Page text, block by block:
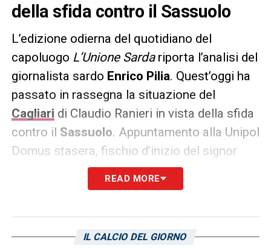
della sfida contro il Sassuolo
L’edizione odierna del quotidiano del
capoluogo L’Unione Sardariporta l’analisi del
giornalista sardo Enrico Pilia. Quest’oggi ha
passato in rassegna la situazione del
Cagliari di Claudio Ranieri in vista della sfida
contro il Sassuolo. Appuntamento alla Unipol
Domus stasera, fischio d’inizio del signor
di Aprilia dalle ore 20:45.
«Questa squadra è probabilmente la più
attrezzata fra le pericolanti. Ma ha raccolto
READ MORE
IL CALCIO DEL GIORNO